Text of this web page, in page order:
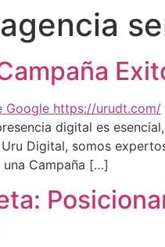
agencia
digital es
Digital, somos
una Campaña […]